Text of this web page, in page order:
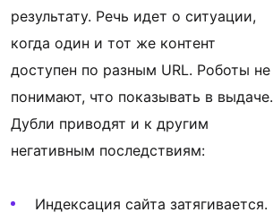
результату. Речь идет о ситуации,
когда один и тот же контент
доступен по разным URL. Роботы не
понимают, что показывать в выдаче.
Дубли приводят и к другим
негативным последствиям:
Индексация сайта затягивается.